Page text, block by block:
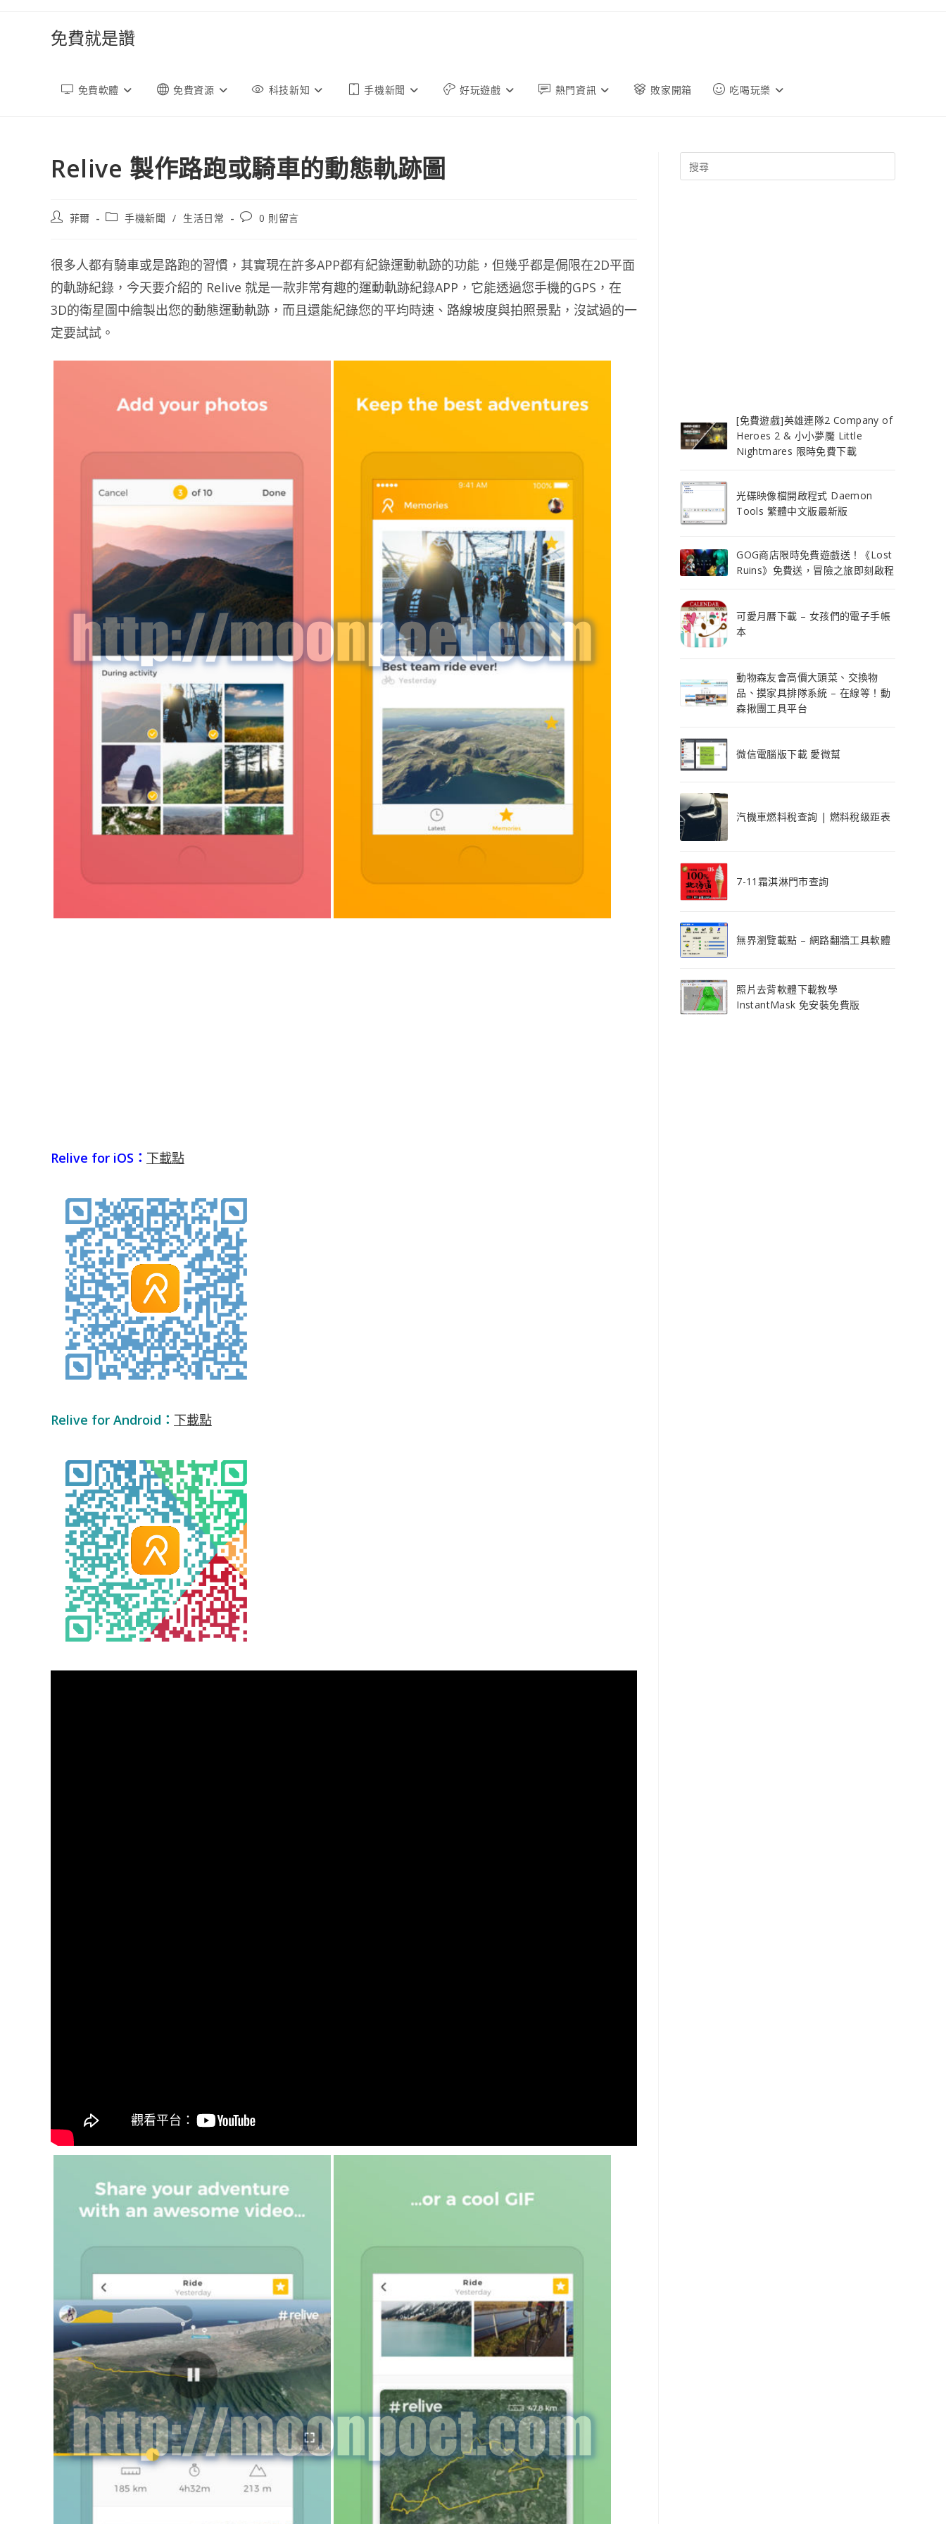
免費就是讚
免費軟體 免費資源 科技新知 手機新聞 好玩遊戲 熱門資訊 敗家開箱 吃喝玩樂
Relive 製作路跑或騎車的動態軌跡圖
文
者:
菲爾
文
別:
手機新聞 / 生活日常
文
論：
0 則留言
很多人都有騎車或是路跑的習慣，其實現在許多APP都有紀錄運動軌跡的功能，但幾乎都是侷限在2D平面
的軌跡紀錄，今天要介紹的 Relive 就是一款非常有趣的運動軌跡紀錄APP，它能透過您手機的GPS，在
3D的衛星圖中繪製出您的動態運動軌跡，而且還能紀錄您的平均時速、路線坡度與拍照景點，沒試過的一
定要試試。
Relive for iOS： 下載點
Relive for Android： 下載點
[免費遊戲]英雄連隊2 Company of
Heroes 2 & 小小夢魘 Little
Nightmares 限時免費下載
光碟映像檔開啟程式 Daemon
Tools 繁體中文版最新版
GOG商店限時免費遊戲送！《Lost
Ruins》免費送，冒險之旅即刻啟程
可愛月曆下載 – 女孩們的電子手帳
本
動物森友會高價大頭菜、交換物
品、摸家具排隊系統 – 在線等！動
森揪團工具平台
微信電腦版下載 愛微幫
汽機車燃料稅查詢 | 燃料稅級距表
7-11霜淇淋門市查詢
無界瀏覽載點 – 網路翻牆工具軟體
照片去背軟體下載教學
InstantMask 免安裝免費版